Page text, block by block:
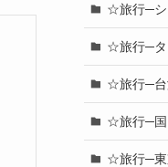
☆旅行─シ
☆旅行─タ
☆旅行─台
☆旅行─国
☆旅行─東